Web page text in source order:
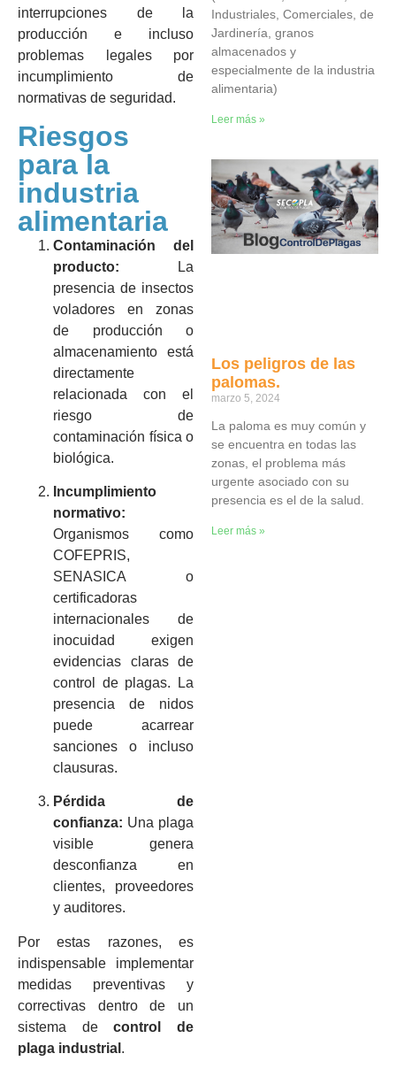
interrupciones de la
producción e incluso
problemas legales por
incumplimiento de
normativas de seguridad.
Riesgos
para la
industria
alimentaria
Contaminación del
producto: La
presencia de insectos
voladores en zonas
de producción o
almacenamiento está
directamente
relacionada con el
riesgo de
contaminación física o
biológica.
Incumplimiento
normativo:
Organismos como
COFEPRIS,
SENASICA o
certificadoras
internacionales de
inocuidad exigen
evidencias claras de
control de plagas. La
presencia de nidos
puede acarrear
sanciones o incluso
clausuras.
Pérdida de
confianza: Una plaga
visible genera
desconfianza en
clientes, proveedores
y auditores.
Por estas razones, es
indispensable implementar
medidas preventivas y
correctivas dentro de un
sistema decontrol de
plaga industrial .
Industriales, Comerciales, de
Jardinería, granos
almacenados y
especialmente de la industria
alimentaria)
Leer más »
Los peligros de las
palomas.
marzo 5, 2024
La paloma es muy común y
se encuentra en todas las
zonas, el problema más
urgente asociado con su
presencia es el de la salud.
Leer más »